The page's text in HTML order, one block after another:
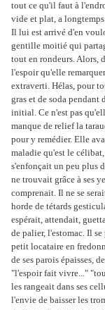
tout ce qu'il faut à
vide et plat, a
Il lui est arrivé d'en
gentille moitié qui
tout en rondeurs. Alors,
l'espoir qu'elle
extraverti. Hélas, pour
gras et de soda pendant
initial. Ce n'est pas
manque de relief la
pour y remédier. Elle
maladie qu'est le
s'enfonçait un peu plus
ne trouvait grâce à ses
comprenait. Il ne se
horde de tétards
espérait, attendait,
de palier, l'estomac. Il
petit locataire en
de ses parois épaisses,
"l'espoir fait vivre..."
les rangeait dans ses
l'envie de baisser les